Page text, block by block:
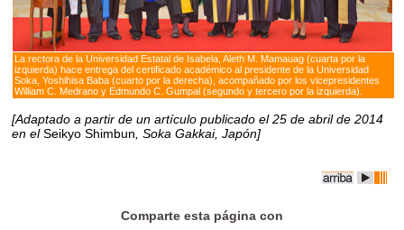
La rectora de la Universidad Estatal de Isabela, Aleth M. Mamauag (cuarta por la
izquierda) hace entrega del certificado académico al presidente de la Universidad
Soka, Yoshihisa Baba (cuarto por la derecha), acompañado por los vicepresidentes
William C. Medrano y Edmundo C. Gumpal (segundo y tercero por la izquierda).
[Adaptado a partir de un artículo publicado el 25 de abril de 2014
en elSeikyo Shimbun , Soka Gakkai, Japón]
Comparte esta página con